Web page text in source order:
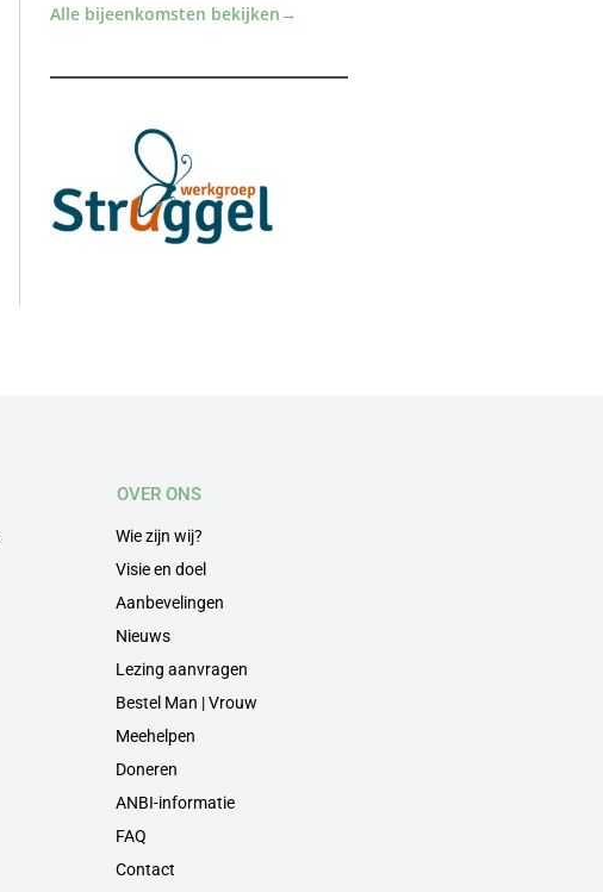
Alle bijeenkomsten bekijken →
OVER ONS
Wie zijn wij?
Visie en doel
Aanbevelingen
Nieuws
Lezing aanvragen
Bestel Man | Vrouw
Meehelpen
Doneren
ANBI-informatie
FAQ
Contact